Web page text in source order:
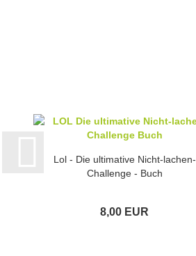
Lol - Die ultimative Nicht-lachen-
Challenge - Buch
8,00 EUR